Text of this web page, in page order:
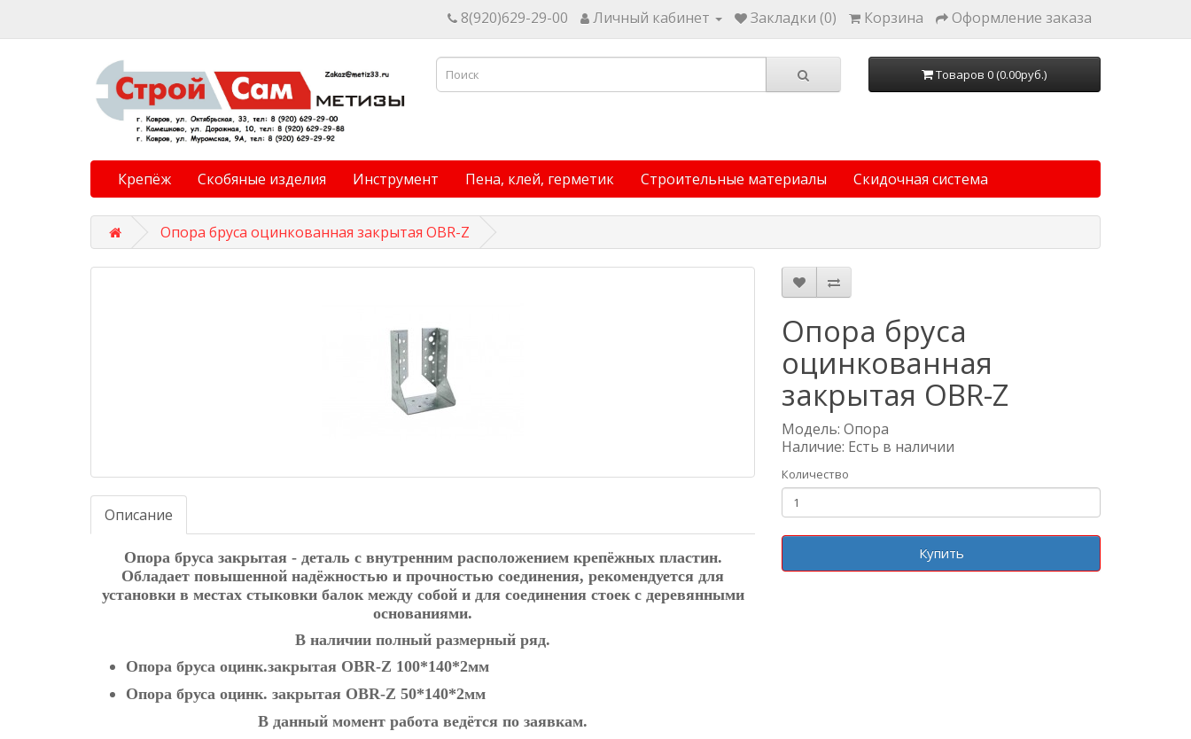
8(920)629-29-00 Личный кабинет Закладки (0) Корзина Оформление заказа
Товаров 0 (0.00руб.)
Крепёж Скобяные изделия Инструмент Пена, клей, герметик Строительные материалы Скидочная система
Опора бруса оцинкованная закрытая OBR-Z
Описание
Опора бруса закрытая - деталь с внутренним расположением крепёжных пластин.
Обладает повышенной надёжностью и прочностью соединения, рекомендуется для
установки в местах стыковки балок между собой и для соединения стоек с деревянными
основаниями.
В наличии полный размерный ряд.
Опора бруса оцинк.закрытая OBR-Z 100*140*2мм
Опора бруса оцинк. закрытая OBR-Z 50*140*2мм
В данный момент работа ведётся по заявкам.
Опора бруса
оцинкованная
закрытая OBR-Z
Модель: Опора
Наличие: Есть в наличии
Количество
Купить